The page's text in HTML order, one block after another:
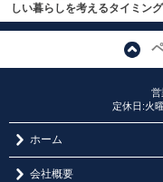
しい暮らしを考えるタイミング
営
定休日:火
ホーム
会社概要